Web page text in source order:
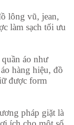
lông vũ, jean,
làm sạch tối ưu
áo như
hàng hiệu, đồ
được form
pháp giặt là